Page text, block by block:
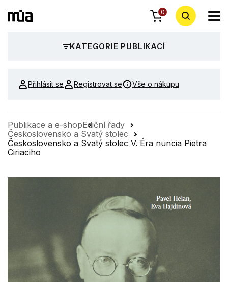
0
KATEGORIE PUBLIKACÍ
Přihlásit se Registrovat se Vše o nákupu
Publikace a e-shopEdiční řady
Československo a Svatý stolec
Československo a Svatý stolec V. Éra nuncia Pietra
Ciriaciho